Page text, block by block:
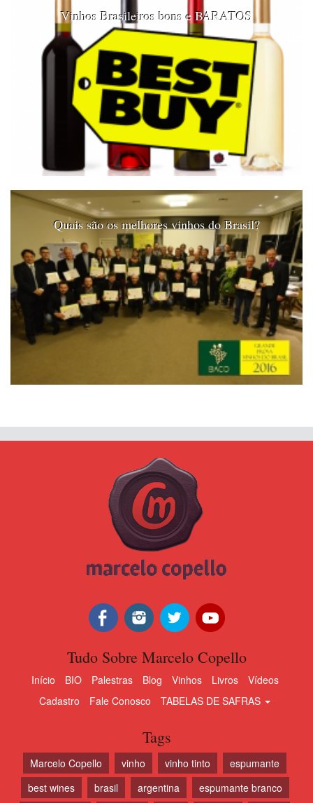
Vinhos Brasileiros bons e BARATOS
Quais são os melhores vinhos do Brasil?
Tudo Sobre Marcelo Copello
Início BIO Palestras Blog Vinhos Livros
Vídeos
Cadastro
Fale Conosco TABELAS DE SAFRAS
Tags
Marcelo Copello vinho vinho tinto
espumante
best wines
brasil argentina espumante branco